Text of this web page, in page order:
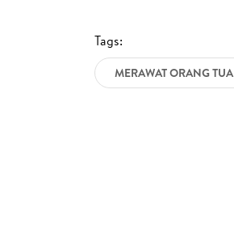
Tags:
MERAWAT ORANG TUA